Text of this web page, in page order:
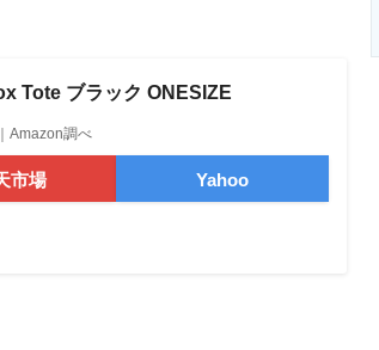
Tote ブラック ONESIZE
Amazon調べ
市場 Yahoo